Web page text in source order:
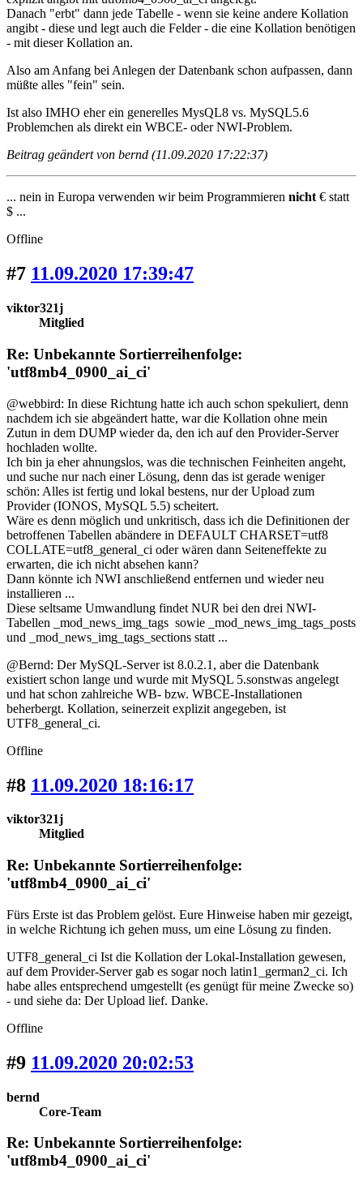
Danach "erbt" dann jede Tabelle - wenn sie keine andere Kollation
angibt - diese und legt auch die Felder - die eine Kollation benötigen
- mit dieser Kollation an.
Also am Anfang bei Anlegen der Datenbank schon aufpassen, dann
müßte alles "fein" sein.
Ist also IMHO eher ein generelles MysQL8 vs. MySQL5.6
Problemchen als direkt ein WBCE- oder NWI-Problem.
Beitrag geändert von bernd (11.09.2020 17:22:37)
... nein in Europa verwenden wir beim Programmieren nicht € statt
$ ...
Offline
#7 11.09.2020 17:39:47
viktor321j
Mitglied
Re: Unbekannte Sortierreihenfolge:
'utf8mb4_0900_ai_ci'
@webbird: In diese Richtung hatte ich auch schon spekuliert, denn
nachdem ich sie abgeändert hatte, war die Kollation ohne mein
Zutun in dem DUMP wieder da, den ich auf den Provider-Server
hochladen wollte.
Ich bin ja eher ahnungslos, was die technischen Feinheiten angeht,
und suche nur nach einer Lösung, denn das ist gerade weniger
schön: Alles ist fertig und lokal bestens, nur der Upload zum
Provider (IONOS, MySQL 5.5) scheitert.
Wäre es denn möglich und unkritisch, dass ich die Definitionen der
betroffenen Tabellen abändere in DEFAULT CHARSET=utf8
COLLATE=utf8_general_ci oder wären dann Seiteneffekte zu
erwarten, die ich nicht absehen kann?
Dann könnte ich NWI anschließend entfernen und wieder neu
installieren ...
Diese seltsame Umwandlung findet NUR bei den drei NWI-
Tabellen _mod_news_img_tags sowie _mod_news_img_tags_posts
und _mod_news_img_tags_sections statt ...
@Bernd: Der MySQL-Server ist 8.0.2.1, aber die Datenbank
existiert schon lange und wurde mit MySQL 5.sonstwas angelegt
und hat schon zahlreiche WB- bzw. WBCE-Installationen
beherbergt. Kollation, seinerzeit explizit angegeben, ist
UTF8_general_ci.
Offline
#8 11.09.2020 18:16:17
viktor321j
Mitglied
Re: Unbekannte Sortierreihenfolge:
'utf8mb4_0900_ai_ci'
Fürs Erste ist das Problem gelöst. Eure Hinweise haben mir gezeigt,
in welche Richtung ich gehen muss, um eine Lösung zu finden.
UTF8_general_ci Ist die Kollation der Lokal-Installation gewesen,
auf dem Provider-Server gab es sogar noch latin1_german2_ci. Ich
habe alles entsprechend umgestellt (es genügt für meine Zwecke so)
- und siehe da: Der Upload lief. Danke.
Offline
#9 11.09.2020 20:02:53
bernd
Core-Team
Re: Unbekannte Sortierreihenfolge:
'utf8mb4_0900_ai_ci'